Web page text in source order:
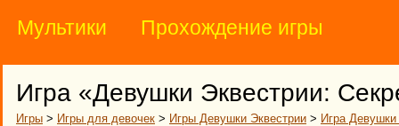
Мультики Прохождение игры
Игра «Девушки Эквестрии:
Игры > Игры для девочек > Игры Девушки Эквестрии > Игра